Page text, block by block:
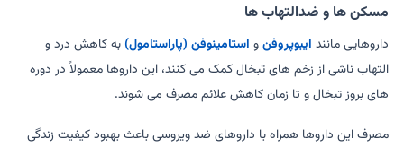
مسکن ها و ضدالتهاب ها
داروهایی مانند ایبوپروفنو استامینوفن (پاراستامول) به کاهش درد و
التهاب ناشی از زخم های تبخال کمک می کنند، این داروها معمولاً در دوره
های بروز تبخال و تا زمان کاهش علائم مصرف می شوند.
مصرف این داروها همراه با داروهای ضد ویروسی باعث بهبود کیفیت زندگی